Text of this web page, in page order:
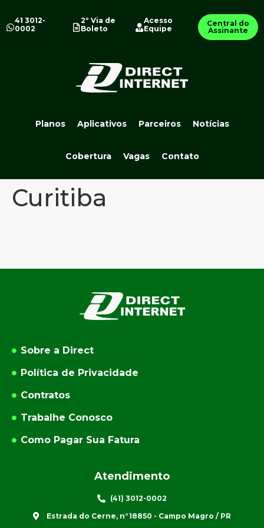
41 3012-
0002
2º Via de
Boleto
Acesso
Equipe
Central do
Assinante
Planos Aplicativos Parceiros Notícias
Cobertura Vagas Contato
Curitiba
Sobre a Direct
Política de Privacidade
Contratos
Trabalhe Conosco
Como Pagar Sua Fatura
Atendimento
(41) 3012-0002
Estrada do Cerne, n°18850 - Campo Magro / PR